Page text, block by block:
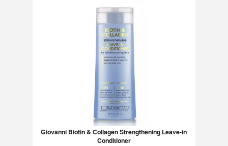
Giovanni Biotin & Collagen Strengthening Leave-in
Conditioner